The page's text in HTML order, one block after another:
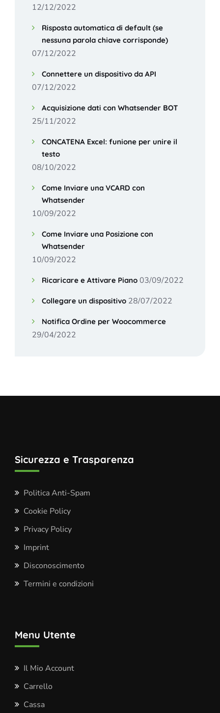
12/12/2022
Risposta automatica di default (se
nessuna parola chiave corrisponde)
07/12/2022
Connettere un dispositivo da API
07/12/2022
Acquisizione dati con Whatsender BOT
25/11/2022
CONCATENA Excel: funione per unire il
testo
08/10/2022
Come Inviare una VCARD con
Whatsender
10/09/2022
Come Inviare una Posizione con
Whatsender
10/09/2022
Ricaricare e Attivare Piano 03/09/2022
Collegare un dispositivo 28/07/2022
Notifica Ordine per Woocommerce
29/04/2022
Sicurezza e Trasparenza
Politica Anti-Spam
Cookie Policy
Privacy Policy
Imprint
Disconoscimento
Termini e condizioni
Menu Utente
Il Mio Account
Carrello
Cassa